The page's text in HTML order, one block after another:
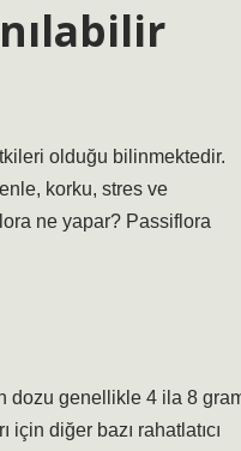
olduğu bilinmektedir.
korku, stres ve
ne yapar? Passiflora
dozu genellikle 4 ila 8
diğer bazı rahatlatıcı